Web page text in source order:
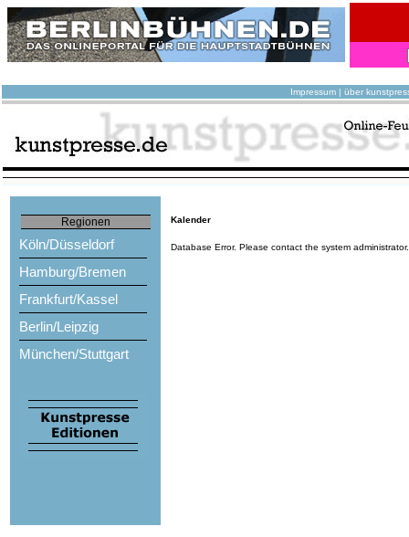
Impressum | über
Regionen
Köln/Düsseldorf
Hamburg/Bremen
Frankfurt/Kassel
Berlin/Leipzig
München/Stuttgart
Kalender
Database Error. Please contact the system